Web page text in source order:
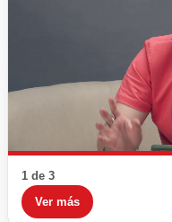
1 de 3
Ver más